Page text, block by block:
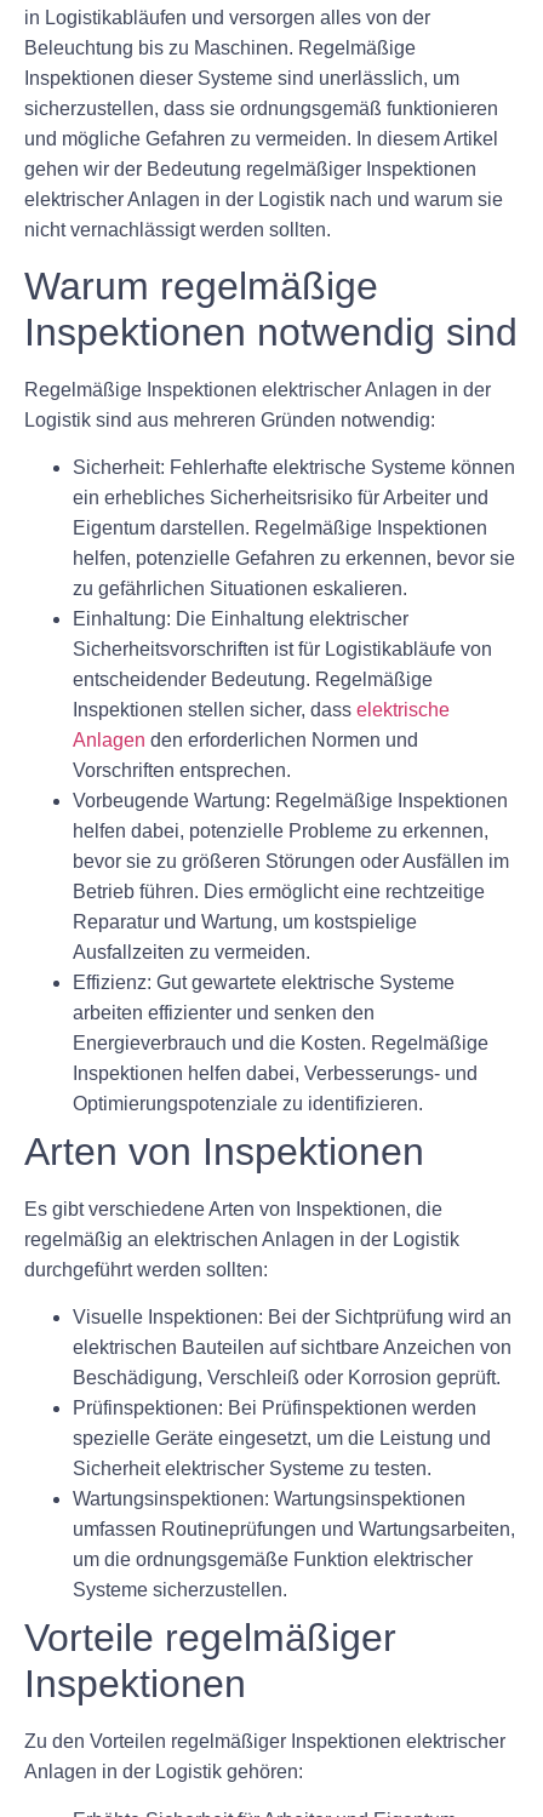
in Logistikabläufen und versorgen alles von der
Beleuchtung bis zu Maschinen. Regelmäßige
Inspektionen dieser Systeme sind unerlässlich, um
sicherzustellen, dass sie ordnungsgemäß funktionieren
und mögliche Gefahren zu vermeiden. In diesem Artikel
gehen wir der Bedeutung regelmäßiger Inspektionen
elektrischer Anlagen in der Logistik nach und warum sie
nicht vernachlässigt werden sollten.
Warum regelmäßige
Inspektionen notwendig sind
Regelmäßige Inspektionen elektrischer Anlagen in der
Logistik sind aus mehreren Gründen notwendig:
Sicherheit: Fehlerhafte elektrische Systeme können
ein erhebliches Sicherheitsrisiko für Arbeiter und
Eigentum darstellen. Regelmäßige Inspektionen
helfen, potenzielle Gefahren zu erkennen, bevor sie
zu gefährlichen Situationen eskalieren.
Einhaltung: Die Einhaltung elektrischer
Sicherheitsvorschriften ist für Logistikabläufe von
entscheidender Bedeutung. Regelmäßige
Inspektionen stellen sicher, dass elektrische
Anlagen den erforderlichen Normen und
Vorschriften entsprechen.
Vorbeugende Wartung: Regelmäßige Inspektionen
helfen dabei, potenzielle Probleme zu erkennen,
bevor sie zu größeren Störungen oder Ausfällen im
Betrieb führen. Dies ermöglicht eine rechtzeitige
Reparatur und Wartung, um kostspielige
Ausfallzeiten zu vermeiden.
Effizienz: Gut gewartete elektrische Systeme
arbeiten effizienter und senken den
Energieverbrauch und die Kosten. Regelmäßige
Inspektionen helfen dabei, Verbesserungs- und
Optimierungspotenziale zu identifizieren.
Arten von Inspektionen
Es gibt verschiedene Arten von Inspektionen, die
regelmäßig an elektrischen Anlagen in der Logistik
durchgeführt werden sollten:
Visuelle Inspektionen: Bei der Sichtprüfung wird an
elektrischen Bauteilen auf sichtbare Anzeichen von
Beschädigung, Verschleiß oder Korrosion geprüft.
Prüfinspektionen: Bei Prüfinspektionen werden
spezielle Geräte eingesetzt, um die Leistung und
Sicherheit elektrischer Systeme zu testen.
Wartungsinspektionen: Wartungsinspektionen
umfassen Routineprüfungen und Wartungsarbeiten,
um die ordnungsgemäße Funktion elektrischer
Systeme sicherzustellen.
Vorteile regelmäßiger
Inspektionen
Zu den Vorteilen regelmäßiger Inspektionen elektrischer
Anlagen in der Logistik gehören: